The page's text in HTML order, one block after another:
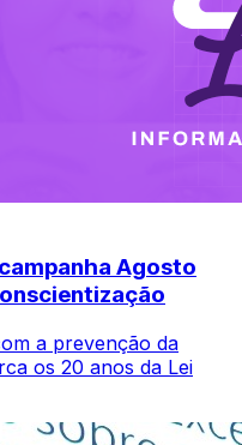
Agosto
a prevenção da
os 20 anos da Lei